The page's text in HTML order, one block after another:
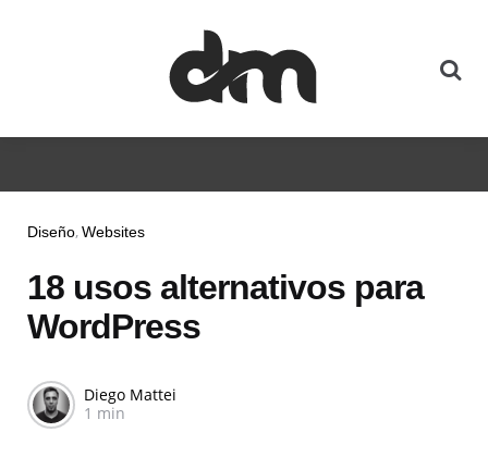
Diseño Websites
18 usos alternativos para
WordPress
Diego Mattei
1 min